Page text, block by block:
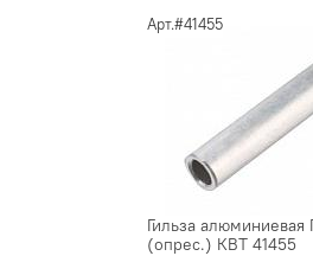
Арт.#41455
Гильза алюминиевая
(опрес.) КВТ 41455